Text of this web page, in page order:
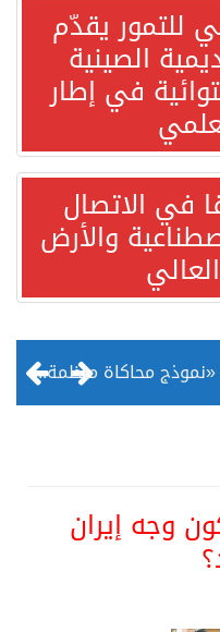
للتمور يقدّم
الصينية
في إطار
في الاتصال
والأرض
منظمة المرأة العربية تطلق «نموذج محاكاة منظمة المرأة العربية للشباب» بمشاركة 10 دول عربية..غدًا
وجه إيران